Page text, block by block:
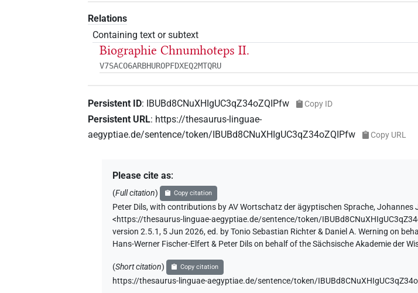
Relations
Containing text or subtext
Biographie Chnumhoteps II.
V7SACO6ARBHUROPFDXEQ2MTQRU
Persistent ID: IBUBd8CNuXHIgUC3qZ34oZQIPfw Copy ID
Persistent URL: https://thesaurus-linguae-
aegyptiae.de/sentence/token/IBUBd8CNuXHIgUC3qZ34oZQIPfw
Copy URL
Please cite as:
(Full citation) Copy citation
Peter Dils,with contributions by AV Wortschatz der ägyptischen Sprache,Johannes
<https://thesaurus-linguae-aegyptiae.de/sentence/token/
version 2.5.1, 5 Jun 2026, ed. by Tonio Sebastian Richter & Daniel A. Werning on
Hans-Werner Fischer-Elfert & Peter Dils on behalf of the Sächsische Akademie der
(Short citation) Copy citation
https://thesaurus-linguae-aegyptiae.de/sentence/token/